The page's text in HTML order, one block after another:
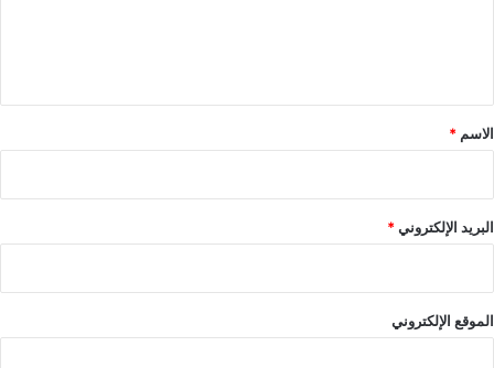
*
الاسم *
البريد الإلكتروني*
الموقع الإلكتروني